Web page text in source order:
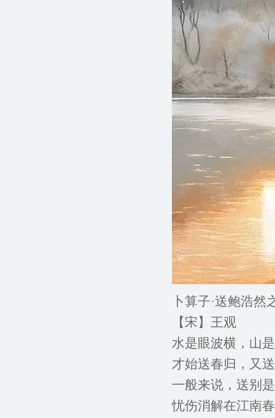
卜算子·送鲍浩然
【宋】王观
水是眼波横，山
才始送春归，又
一般来说，送别
忧伤消解在江南